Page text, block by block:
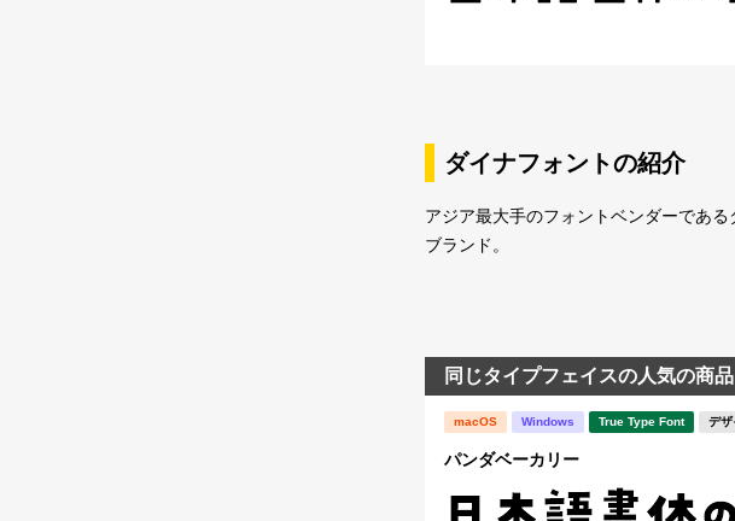
ダイナフォントの紹介
アジア最大手のフォントベンダーであ
ブランド。
同じタイプフェイスの人気の商品
macOS Windows True Type Font デザ
パンダベーカリー